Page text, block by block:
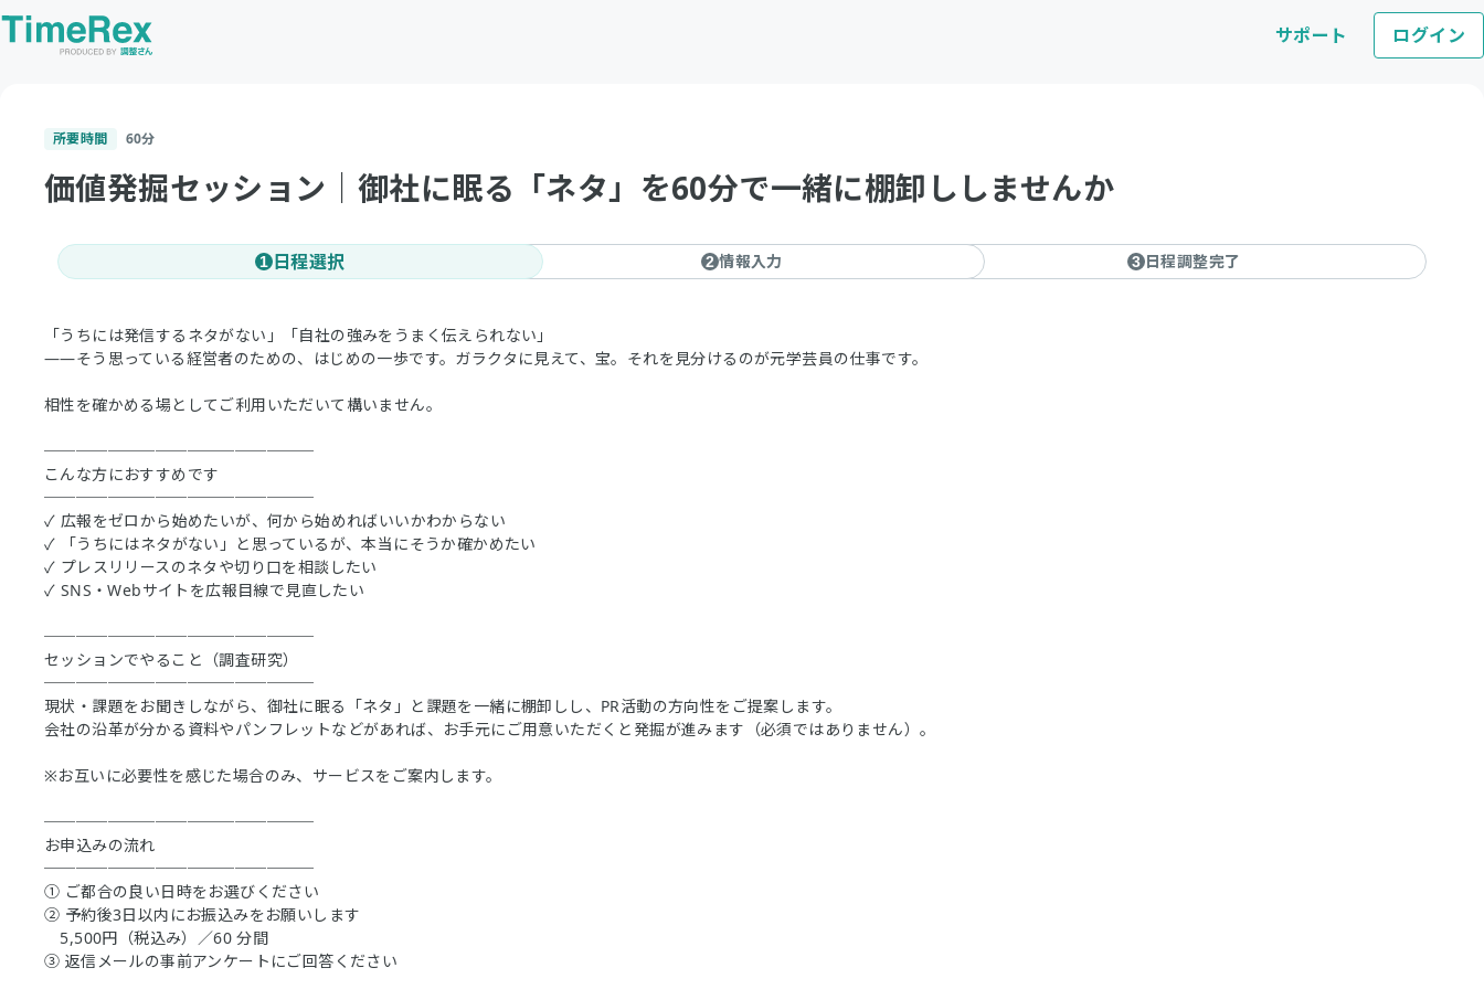
サポート ログイン
所要時間 60分
価値発掘セッション｜御社に眠る「ネタ」を60分で一緒に棚卸ししませんか
1 日程選択 2 情報入力 3 日程調整完了
「うちには発信するネタがない」「自社の強みをうまく伝えられない」
——そう思っている経営者のための、はじめの一歩です。ガラクタに見えて、宝。それを見分けるのが元学芸員の仕事です。
相性を確かめる場としてご利用いただいて構いません。
─────────────────
こんな方におすすめです
─────────────────
✓ 広報をゼロから始めたいが、何から始めればいいかわからない
✓ 「うちにはネタがない」と思っているが、本当にそうか確かめたい
✓ プレスリリースのネタや切り口を相談したい
✓ SNS・Webサイトを広報目線で見直したい
─────────────────
セッションでやること（調査研究）
─────────────────
現状・課題をお聞きしながら、御社に眠る「ネタ」と課題を一緒に棚卸しし、PR活動の方向性をご提案します。
会社の沿革が分かる資料やパンフレットなどがあれば、お手元にご用意いただくと発掘が進みます（必須ではありません）。
※お互いに必要性を感じた場合のみ、サービスをご案内します。
─────────────────
お申込みの流れ
─────────────────
① ご都合の良い日時をお選びください
② 予約後3日以内にお振込みをお願いします
5,500円（税込み）／60 分間
③ 返信メールの事前アンケートにご回答ください